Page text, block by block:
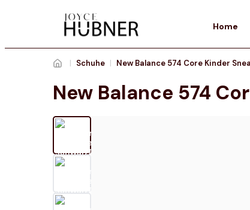
Home
| Schuhe |
New Balance 574